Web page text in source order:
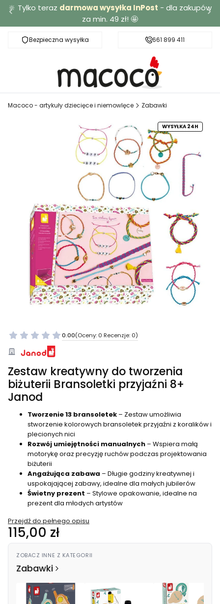
🔆 Tylko teraz darmowa wysyłka InPost - dla zakupów
za min. 49 zł! 🤩
Bezpieczna wysyłka Darmowa dostawa od 49 zł
661 899 411
Macoco - artykuły dziecięce i niemowlęce Zabawki
WYSYŁKA 24H
0.00(Oceny: 0 Recenzje: 0)
Zestaw kreatywny do tworzenia
biżuterii Bransoletki przyjaźni 8+
Janod
Tworzenie 13 bransoletek – Zestaw umożliwia
stworzenie kolorowych bransoletek przyjaźni z koralików i
plecionych nici
Rozwój umiejętności manualnych – Wspiera małą
motorykę oraz precyzję ruchów podczas projektowania
biżuterii
Angażująca zabawa – Długie godziny kreatywnej i
uspokajającej zabawy, idealne dla małych jubilerów
Świetny prezent – Stylowe opakowanie, idealne na
prezent dla młodych artystów
Przejdź do pełnego opisu
Cena
115,00 zł
ZOBACZ INNE Z KATEGORII
Zabawki